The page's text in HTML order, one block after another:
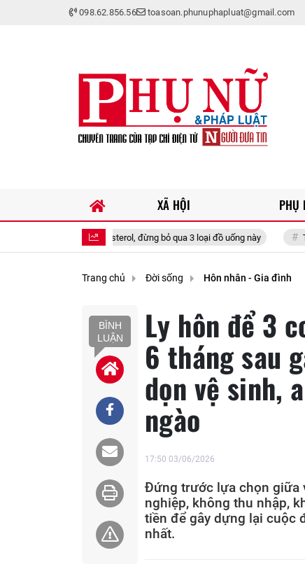
098.62.856.56 toasoan.phunuphapluat@gmail.com
cholesterol, đừng bỏ qua 3 loại đồ uống này Tại sao ngày
XÃ HỘI PHỤ
Trang chủ Đời sống Hôn nhân - Gia đình
BÌNH
LUẬN
Ly hôn để 3
6 tháng sau
dọn vệ sinh,
ngào
17:50 03/06/2026
Đứng trước lựa chọn giữa
nghiệp, không thu nhập,
tiền để gây dựng lại cuộc
nhất.